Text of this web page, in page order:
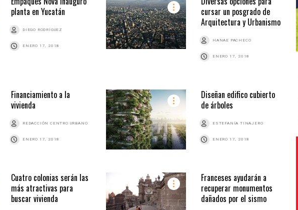
planta en Yucatán
DIEGO RODRÍGUEZ
ENERO 17, 2018
cursar un posgrado de
Arquitectura y Urbanismo
HANAE PACHECO
ENERO 17, 2018
Financiamiento a la
vivienda
REDACCIÓN CENTRO URBANO
ENERO 17, 2018
Diseñan edifico cubierto
de árboles
ESTEFANÍA TINAJERO
ENERO 17, 2018
Cuatro colonias serán las
más atractivas para
buscar vivienda
Franceses ayudarán a
recuperar monumentos
dañados por el sismo